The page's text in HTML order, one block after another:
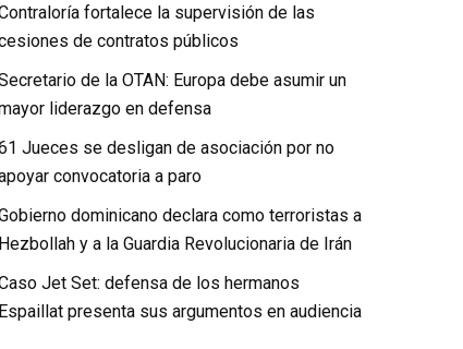
fortalece la supervisión de las
de contratos públicos
de la OTAN: Europa debe asumir un
liderazgo en defensa
Jueces se desligan de asociación por no
convocatoria a paro
dominicano declara como terroristas a
Hezbollah y a la Guardia Revolucionaria de Irán
Jet Set: defensa de los hermanos
Espaillat presenta sus argumentos en audiencia